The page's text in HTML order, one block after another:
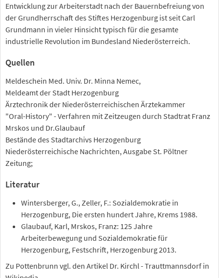
Entwicklung zur Arbeiterstadt nach der Bauernbefreiung von
der Grundherrschaft des Stiftes Herzogenburg ist seit Carl
Grundmann in vieler Hinsicht typisch für die gesamte
industrielle Revolution im Bundesland Niederösterreich.
Quellen
Meldeschein Med. Univ. Dr. Minna Nemec,
Meldeamt der Stadt Herzogenburg
Ärztechronik der Niederösterreichischen Ärztekammer
"Oral-History" - Verfahren mit Zeitzeugen durch Stadtrat Franz
Mrskos und Dr.Glaubauf
Bestände des Stadtarchivs Herzogenburg
Niederösterreichische Nachrichten, Ausgabe St. Pöltner
Zeitung;
Literatur
Wintersberger, G., Zeller, F.: Sozialdemokratie in
Herzogenburg, Die ersten hundert Jahre, Krems 1988.
Glaubauf, Karl, Mrskos, Franz: 125 Jahre
Arbeiterbewegung und Sozialdemokratie für
Herzogenburg, Festschrift, Herzogenburg 2013.
Zu Pottenbrunn vgl. den Artikel Dr. Kirchl - Trauttmannsdorf in